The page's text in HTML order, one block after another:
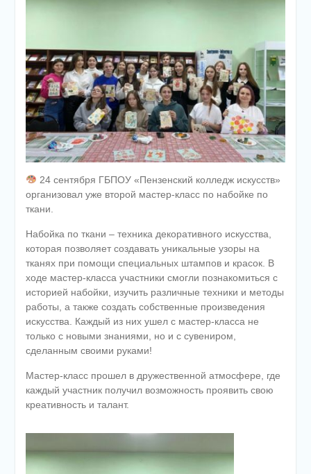
24 сентября ГБПОУ «Пензенский колледж искусств»
организовал уже второй мастер-класс по набойке по
ткани.
Набойка по ткани – техника декоративного искусства,
которая позволяет создавать уникальные узоры на
тканях при помощи специальных штампов и красок. В
ходе мастер-класса участники смогли познакомиться с
историей набойки, изучить различные техники и методы
работы, а также создать собственные произведения
искусства. Каждый из них ушел с мастер-класса не
только с новыми знаниями, но и с сувениром,
сделанным своими руками!
Мастер-класс прошел в дружественной атмосфере, где
каждый участник получил возможность проявить свою
креативность и талант.